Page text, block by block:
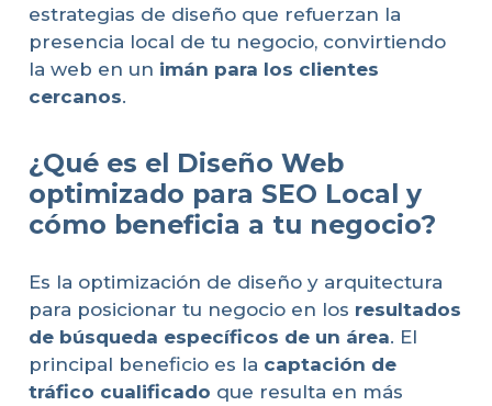
estrategias de diseño que refuerzan la
presencia local de tu negocio, convirtiendo
la web en un imán para los clientes
cercanos.
¿Qué es el Diseño Web
optimizado para SEO Local y
cómo beneficia a tu negocio?
Es la optimización de diseño y arquitectura
para posicionar tu negocio en los resultados
de búsqueda específicos de un área. El
principal beneficio es la captación de
tráfico cualificado que resulta en más